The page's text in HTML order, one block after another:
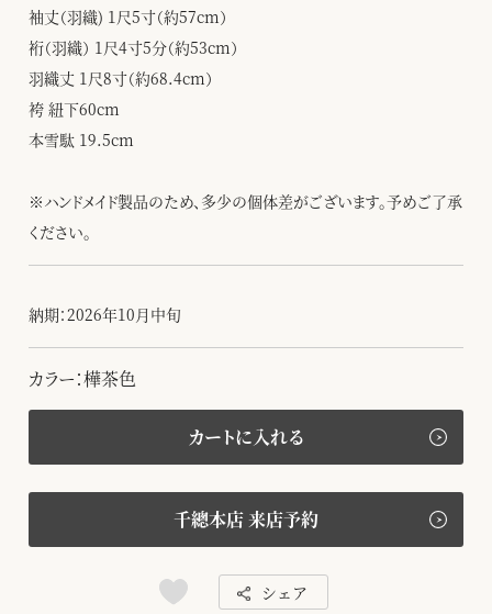
袖丈（羽織) 1尺5寸（約57cm）
裄（羽織） 1尺4寸5分（約53cm）
羽織丈 1尺8寸（約68.4cm）
袴 紐下60cm
本雪駄 19.5cm
※ハンドメイド製品のため、多少の個体差がございます。予めご了承
ください。
納期：2026年10月中旬
カラー：樺茶色
カートに入れる
千總本店 来店予約
シェア